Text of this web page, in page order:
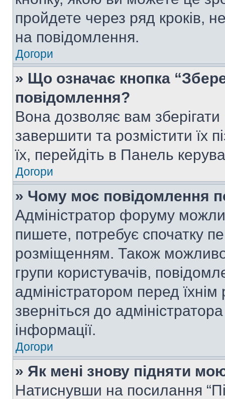
пройдете через ряд кроків,
на повідомлення.
Догори
» Що означає кнопка
повідомлення?
Вона дозволяє вам
завершити та розмістити їх
їх, перейдіть в Панель
Догори
» Чому моє повідомлення
Адміністратор форуму
пишете, потребує спочатку
розміщенням. Також
групи користувачів,
адміністратором перед
зверніться до
інформації.
Догори
» Як мені знову підняти
Натиснувши на посилання